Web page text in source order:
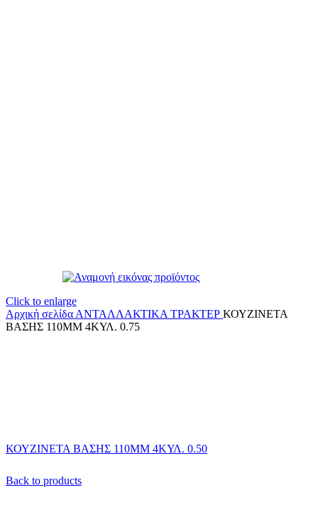
Click to enlarge
Αρχική σελίδα ΑΝΤΑΛΛΑΚΤΙΚΑ ΤΡΑΚΤΕΡ ΚΟΥΖΙΝΕΤΑ
ΒΑΣΗΣ 110ΜΜ 4ΚΥΛ. 0.75
ΚΟΥΖΙΝΕΤΑ ΒΑΣΗΣ 110ΜΜ 4ΚΥΛ. 0.50
Back to products